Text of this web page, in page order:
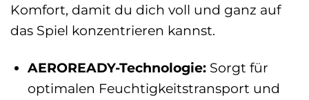
Komfort, damit du dich voll und ganz auf
das Spiel konzentrieren kannst.
AEROREADY-Technologie:Sorgt für
optimalen Feuchtigkeitstransport und